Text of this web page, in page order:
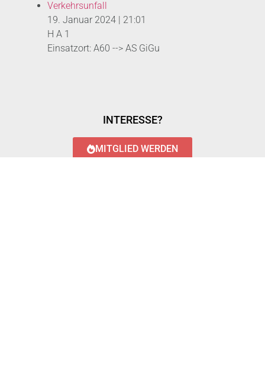
Verkehrsunfall
19. Januar 2024 | 21:01
H A 1
Einsatzort: A60 --> AS GiGu
INTERESSE?
MITGLIED WERDEN